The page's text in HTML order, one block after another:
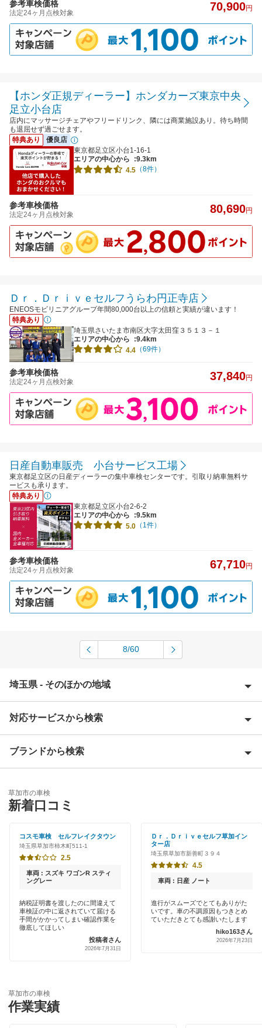
参考車検価格
法定24ヶ月点検対象 70,900円
【ホンダ正規ディーラー】ホンダカーズ東京中央
足立小台店
店内にマッサージチェアやフリードリンク、隣には商業施設あり。待ち時間
も退屈せず過ごせます。
特典あり
優良店
東京都足立区小台1-16-1
エリアの中心から
:9.3km
4.5 （8件）
参考車検価格
法定24ヶ月点検対象 80,690円
Ｄｒ．Ｄｒｉｖｅセルフうらわ円正寺店
ENEOSモビリニアグループ年間80,000台以上の信頼と実績が違います！
特典あり
埼玉県さいたま市南区大字太田窪３５１３－１
エリアの中心から
:9.4km
4.4 （69件）
参考車検価格
法定24ヶ月点検対象 37,840円
日産自動車販売 小台サービス工場
東京都足立区の日産ディーラーの集中車検センターです。引取り納車無料サ
ービスも承ります。
特典あり
東京都足立区小台2-6-2
エリアの中心から
:9.5km
5.0 （1件）
参考車検価格
法定24ヶ月点検対象 67,710円
8/60
埼玉県 - そのほかの地域
上尾市
入間郡
入間市
大里郡
桶川市
春日部市
加須市
川口市
北本市
対応サービスから検索
Award 受賞店
特典あり
新車初回割りあり
早割りあり
土日祝OK
輸入車OK
ハイブリッド車OK
ブランドから検索
「車検の速太郎」
アップル車検
オートバックス
中部自動車販売（チューブ＆BCN）
車検館
出光リテール車検
コスモの車検
草加市の車検
新着口コミ
コスモ車検 セルフレイクタウン
埼玉県草加市柿木町511-1
2.5
車両 : スズキ ワゴンR スティ
ングレー
納税証明書を渡したのに間違えて
車検証の中に返されていて届ける
手間がかかってしまい確認作業を
徹底してほしい
投稿者さん
2026年7月31日
Ｄｒ．Ｄｒｉｖｅセルフ草加イン
ター店
埼玉県草加市新善町３９４
4.5
車両 : 日産 ノート
進行がスムーズでとてもありがた
いです。車の不調原因もつきとめ
ていただきとても感謝いたします
hiko163さん
2026年7月23日
草加市の車検
作業実績